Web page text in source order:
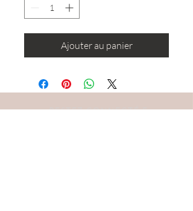
Ajouter au panier
RESTEZ CONNECTÉ·E